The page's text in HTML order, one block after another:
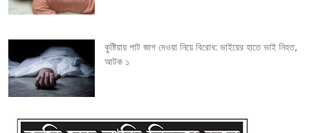
n
কুষ্টিয়ায় পাট জাগ দেওয়া নিয়ে বিরোধ: ভাইয়ের হাতে ভাই নিহত,
আটক ১